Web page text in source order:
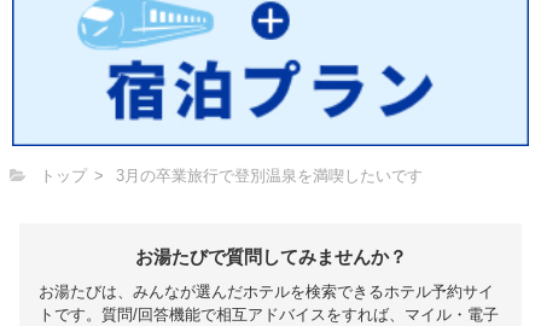
トップ 3月の卒業旅行で登別温泉を満喫したいです
お湯たびで質問してみませんか？
お湯たびは、みんなが選んだホテルを検索できるホテル予約サイ
トです。質問/回答機能で相互アドバイスをすれば、マイル・電子